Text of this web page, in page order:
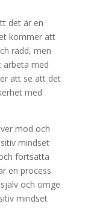
det är en
kommer att
rädd, men
arbeta med
att se att det
med
mod och
mindset
fortsätta
en process
och omge
mindset